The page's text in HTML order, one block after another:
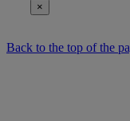
×
Back to the top of the